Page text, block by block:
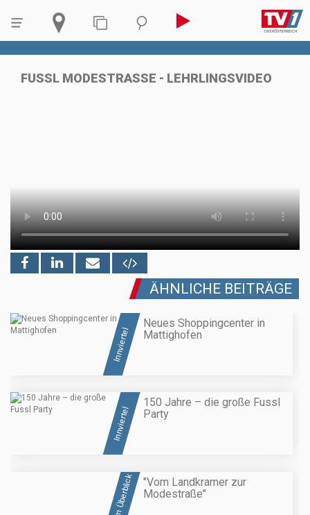
FUSSL MODESTRASSE - LEHRLINGSVIDEO
ÄHNLICHE BEITRÄGE
Innviertel
Neues Shoppingcenter in
Mattighofen
Innviertel
150 Jahre – die große Fussl
Party
"Vom Landkramer zur
Modestraße"